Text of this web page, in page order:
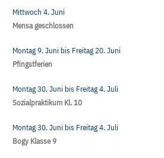
Mittwoch 4. Juni
Mensa geschlossen
Montag 9. Juni bis Freitag 20. Juni
Pfingstferien
Montag 30. Juni bis Freitag 4. Juli
Sozialpraktikum Kl. 10
Montag 30. Juni bis Freitag 4. Juli
Bogy Klasse 9